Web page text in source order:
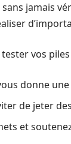
jamais
vos piles
donne
de jeter
et